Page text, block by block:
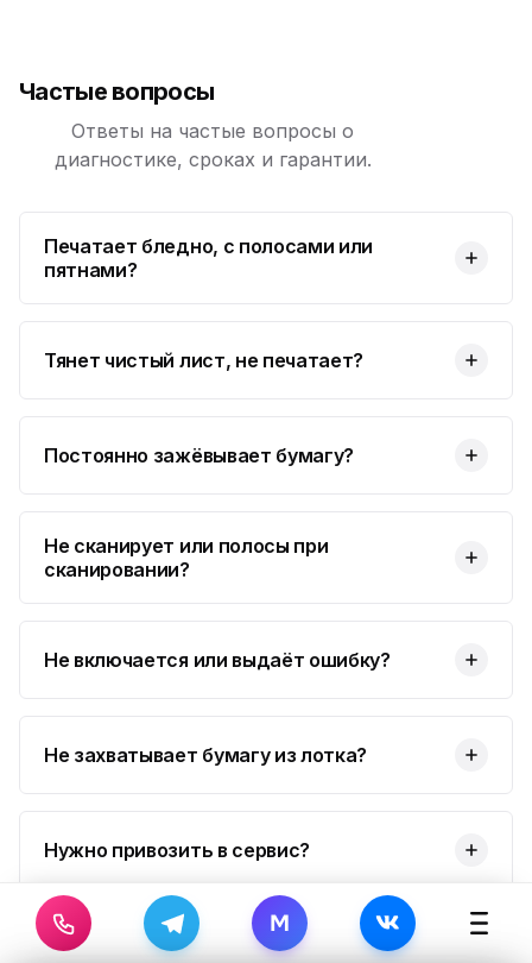
Частые вопросы
Ответы на частые вопросы о
диагностике, сроках и гарантии.
Печатает бледно, с полосами или
пятнами?
Тянет чистый лист, не печатает?
Постоянно зажёвывает бумагу?
Не сканирует или полосы при
сканировании?
Не включается или выдаёт ошибку?
Не захватывает бумагу из лотка?
Нужно привозить в сервис?
За сколько времени сделаете?
M